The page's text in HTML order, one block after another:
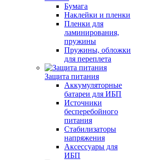
Бумага
Наклейки и пленки
Пленки для
ламинирования,
пружины
Пружины, обложки
для переплета
Защита питания
Аккумуляторные
батареи для ИБП
Источники
бесперебойного
питания
Стабилизаторы
напряжения
Аксессуары для
ИБП